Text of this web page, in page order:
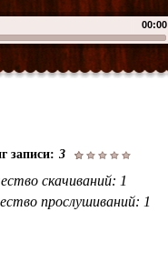
00:00
записи: 3
скачиваний: 1
прослушиваний: 1